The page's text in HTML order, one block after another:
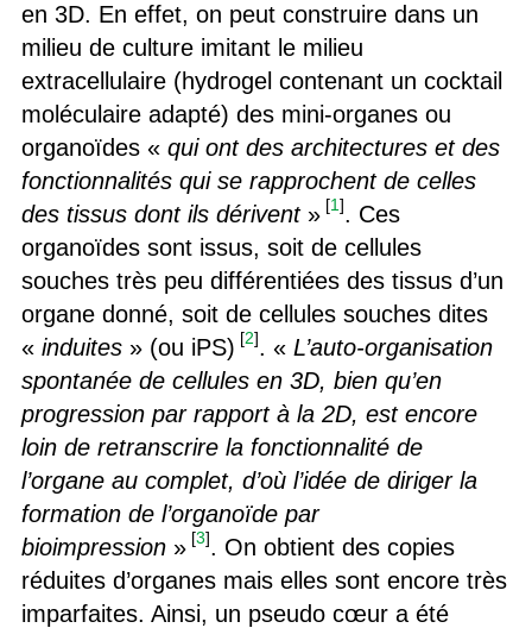
en 3D. En effet, on peut construire dans un
milieu de culture imitant le milieu
extracellulaire (hydrogel contenant un cocktail
moléculaire adapté) des mini-organes ou
organoïdes « qui ont des architectures et des
fonctionnalités qui se rapprochent de celles
des tissus dont ils dérivent» [1]. Ces
organoïdes sont issus, soit de cellules
souches très peu différentiées des tissus d’un
organe donné, soit de cellules souches dites
« induites» (ou iPS) [2]. « L’auto-organisation
spontanée de cellules en 3D, bien qu’en
progression par rapport à la 2D, est encore
loin de retranscrire la fonctionnalité de
l’organe au complet, d’où l’idée de diriger la
formation de l’organoïde par
bioimpression» [3]. On obtient des copies
réduites d’organes mais elles sont encore très
imparfaites. Ainsi, un pseudo cœur a été